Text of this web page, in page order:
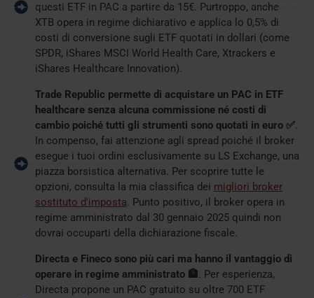
questi ETF in PAC a partire da 15€. Purtroppo, anche
XTB opera in regime dichiarativo e applica lo 0,5% di
costi di conversione sugli ETF quotati in dollari (come
SPDR, iShares MSCI World Health Care, Xtrackers e
iShares Healthcare Innovation).
Trade Republic permette di acquistare un PAC in ETF
healthcare senza alcuna commissione né costi di
cambio poiché tutti gli strumenti sono quotati in euro ✅.
In compenso, fai attenzione agli spread poiché il broker
esegue i tuoi ordini esclusivamente su LS Exchange, una
piazza borsistica alternativa. Per scoprire tutte le
opzioni, consulta la mia classifica dei migliori broker
sostituto d'imposta. Punto positivo, il broker opera in
regime amministrato dal 30 gennaio 2025 quindi non
dovrai occuparti della dichiarazione fiscale.
Directa e Fineco sono più cari ma hanno il vantaggio di
operare in regime amministrato 🏦. Per esperienza,
Directa propone un PAC gratuito su oltre 700 ETF